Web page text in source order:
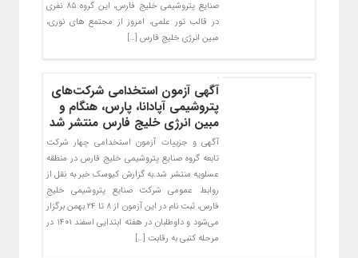
صنایع پتروشیمی خلیج فارس، این گروه ۸۵ نفری
در قالب تور علمی، امروز از مجتمع های نوری،
مبین انرژی خلیج فارس […]
آگهی آزمون استخدامی شرکت‌های
پتروشیمی آپادانا، پارس، هنگام و
مبین انرژی خلیج فارس منتشر شد
آگهی و جزییات آزمون استخدامی چهار شرکت
تابعه گروه صنایع پتروشیمی خلیج فارس در منطقه
عسلویه منتشر شد.به گزارش کیوسک خبر به نقل از
روابط عمومی شرکت صنایع پتروشیمی خلیج
فارس، ثبت نام در این آزمون از ۸ تا ۲۴ بهمن برگزار
می‌شود و داوطلبان در هفته ابتدایی اسفند ۱۴۰۱ در
مرحله کتبی به رقابت […]